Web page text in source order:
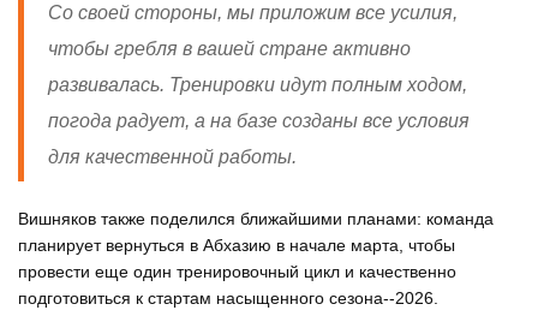
Со своей стороны, мы приложим все усилия,
чтобы гребля в вашей стране активно
развивалась. Тренировки идут полным ходом,
погода радует, а на базе созданы все условия
для качественной работы.
Вишняков также поделился ближайшими планами: команда
планирует вернуться в Абхазию в начале марта, чтобы
провести еще один тренировочный цикл и качественно
подготовиться к стартам насыщенного сезона--2026.